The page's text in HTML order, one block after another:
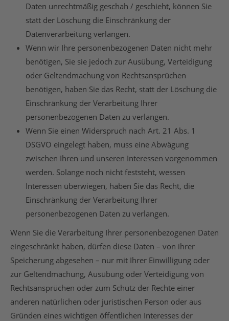
Daten unrechtmäßig geschah / geschieht, können Sie
statt der Löschung die Einschränkung der
Datenverarbeitung verlangen.
Wenn wir Ihre personenbezogenen Daten nicht mehr
benötigen, Sie sie jedoch zur Ausübung, Verteidigung
oder Geltendmachung von Rechtsansprüchen
benötigen, haben Sie das Recht, statt der Löschung die
Einschränkung der Verarbeitung Ihrer
personenbezogenen Daten zu verlangen.
Wenn Sie einen Widerspruch nach Art. 21 Abs. 1
DSGVO eingelegt haben, muss eine Abwägung
zwischen Ihren und unseren Interessen vorgenommen
werden. Solange noch nicht feststeht, wessen
Interessen überwiegen, haben Sie das Recht, die
Einschränkung der Verarbeitung Ihrer
personenbezogenen Daten zu verlangen.
Wenn Sie die Verarbeitung Ihrer personenbezogenen Daten
eingeschränkt haben, dürfen diese Daten – von ihrer
Speicherung abgesehen – nur mit Ihrer Einwilligung oder
zur Geltendmachung, Ausübung oder Verteidigung von
Rechtsansprüchen oder zum Schutz der Rechte einer
anderen natürlichen oder juristischen Person oder aus
Gründen eines wichtigen öffentlichen Interesses der